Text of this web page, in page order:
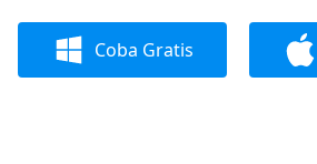
Coba Gratis